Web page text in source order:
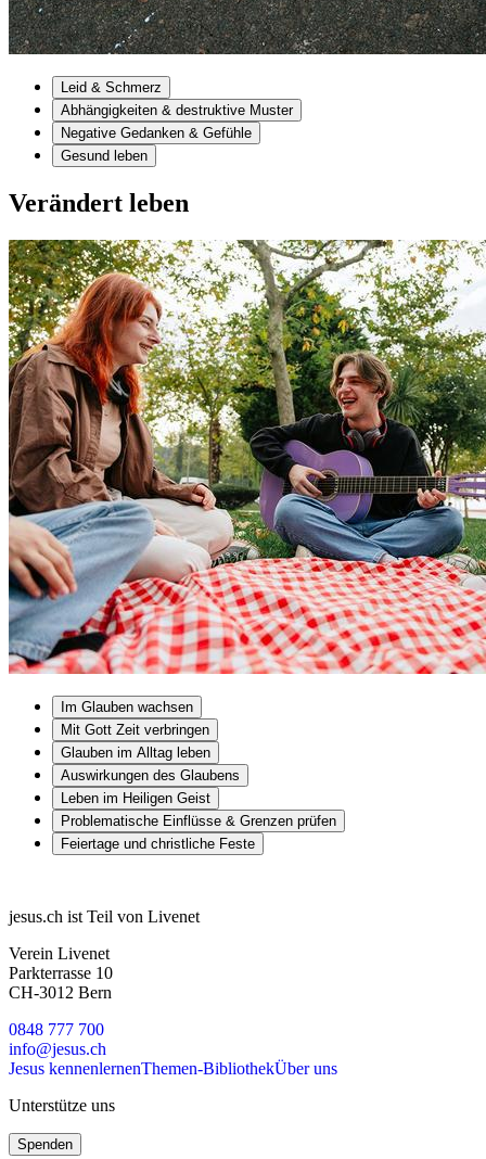
Leid & Schmerz
Abhängigkeiten & destruktive Muster
Negative Gedanken & Gefühle
Gesund leben
Verändert leben
Im Glauben wachsen
Mit Gott Zeit verbringen
Glauben im Alltag leben
Auswirkungen des Glaubens
Leben im Heiligen Geist
Problematische Einflüsse & Grenzen prüfen
Feiertage und christliche Feste
jesus.ch ist Teil von Livenet
Verein Livenet
Parkterrasse 10
CH-3012 Bern
0848 777 700
info@jesus.ch
Jesus kennenlernenThemen-BibliothekÜber uns
Unterstütze uns
Spenden